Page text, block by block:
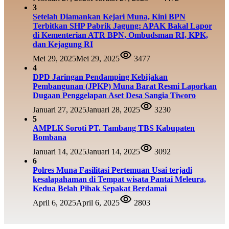
3
Setelah Diamankan Kejari Muna, Kini BPN
Terbitkan SHP Pabrik Jagung: APAK Bakal Lapor
di Kementerian ATR BPN, Ombudsman RI, KPK,
dan Kejagung RI
Mei 29, 2025Mei 29, 2025
3477
4
DPD Jaringan Pendamping Kebijakan
Pembangunan (JPKP) Muna Barat Resmi Laporkan
Dugaan Penggelapan Aset Desa Sangia Tiworo
Januari 27, 2025Januari 28, 2025
3230
5
AMPLK Soroti PT. Tambang TBS Kabupaten
Bombana
Januari 14, 2025Januari 14, 2025
3092
6
Polres Muna Fasilitasi Pertemuan Usai terjadi
kesalapahaman di Tempat wisata Pantai Meleura,
Kedua Belah Pihak Sepakat Berdamai
April 6, 2025April 6, 2025 2803